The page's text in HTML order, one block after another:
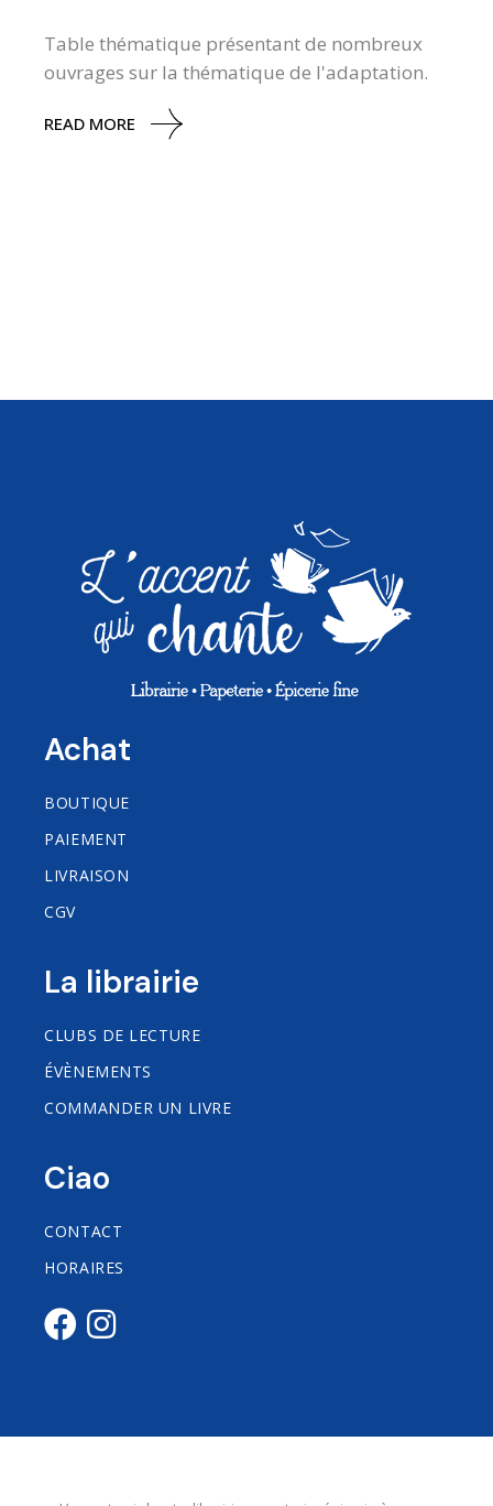
Table thématique présentant de nombreux
ouvrages sur la thématique de l'adaptation.
READ MORE
Achat
BOUTIQUE
PAIEMENT
LIVRAISON
CGV
La librairie
CLUBS DE LECTURE
ÉVÈNEMENTS
COMMANDER UN LIVRE
Ciao
CONTACT
HORAIRES